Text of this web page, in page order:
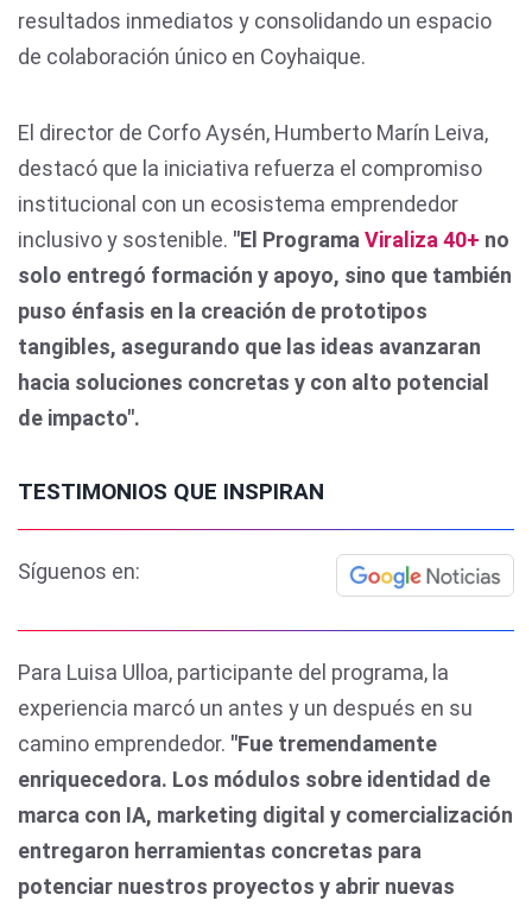
resultados inmediatos y consolidando un espacio
de colaboración único en Coyhaique.
El director de Corfo Aysén, Humberto Marín Leiva,
destacó que la iniciativa refuerza el compromiso
institucional con un ecosistema emprendedor
inclusivo y sostenible. "El Programa Viraliza 40+ no
solo entregó formación y apoyo, sino que también
puso énfasis en la creación de prototipos
tangibles, asegurando que las ideas avanzaran
hacia soluciones concretas y con alto potencial
de impacto".
TESTIMONIOS QUE INSPIRAN
Síguenos en:
Para Luisa Ulloa, participante del programa, la
experiencia marcó un antes y un después en su
camino emprendedor. "Fue tremendamente
enriquecedora. Los módulos sobre identidad de
marca con IA, marketing digital y comercialización
entregaron herramientas concretas para
potenciar nuestros proyectos y abrir nuevas